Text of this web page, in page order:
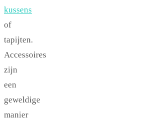
kussens
of
tapijten.
Accessoires
zijn
een
geweldige
manier